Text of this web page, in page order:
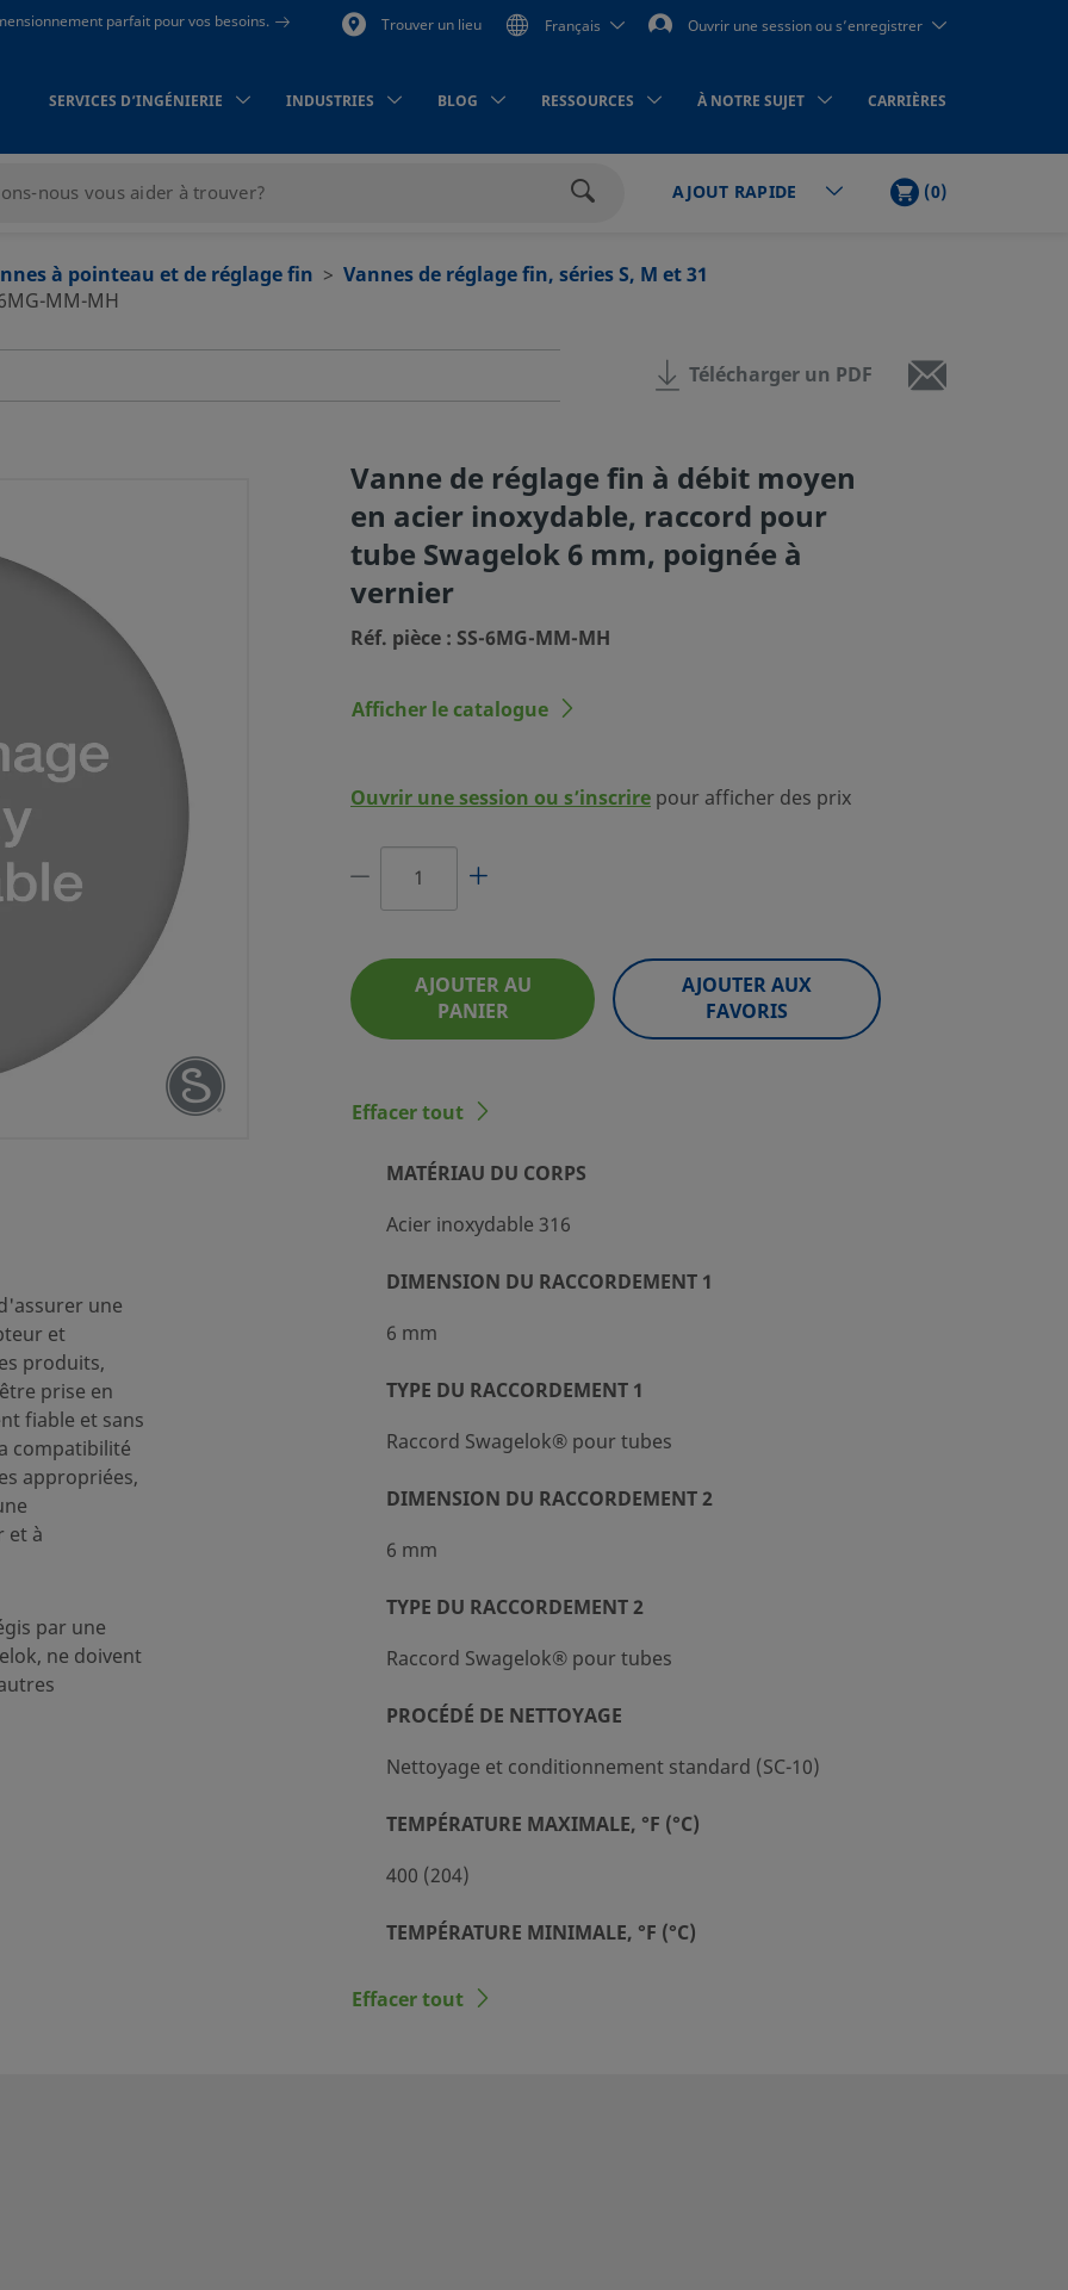
parfait pour vos besoins. Trouver un lieu Français Ouvrir une session ou s’enregistrer
SERVICES D’INGÉNIERIE INDUSTRIES BLOG RESSOURCES À NOTRE SUJET CARRIÈRES
AJOUT RAPIDE PANIER
(0)ARTICLES
à pointeau et de réglage fin
Vannes de réglage fin, séries S, M et 31
MM-MH
MOYEN EN
POUR TUBE
À VERNIER
PIÈCE : SS-6MG-MM-MH
standard (SC-10)
tubes
tubes
Télécharger un PDF
une
et
produits,
prise en
fiable et sans
compatibilité
appropriées,
et à
par une
ne doivent
Vanne de réglage fin à débit moyen
en acier inoxydable, raccord pour
tube Swagelok 6 mm, poignée à
vernier
Réf. pièce : SS-6MG-MM-MH
Afficher le catalogue
Ouvrir une session ou s’inscrire pour afficher des prix
AJOUTER AU
PANIER
AJOUTER AUX
FAVORIS
Effacer tout
Acier inoxydable 316
MATÉRIAU DU CORPS
6 mm
DIMENSION DU RACCORDEMENT 1
Raccord Swagelok® pour tubes
TYPE DU RACCORDEMENT 1
6 mm
DIMENSION DU RACCORDEMENT 2
Raccord Swagelok® pour tubes
TYPE DU RACCORDEMENT 2
Nettoyage et conditionnement standard (SC-10)
PROCÉDÉ DE NETTOYAGE
400 (204)
TEMPÉRATURE MAXIMALE, °F (°C)
TEMPÉRATURE MINIMALE, °F (°C)
Effacer tout